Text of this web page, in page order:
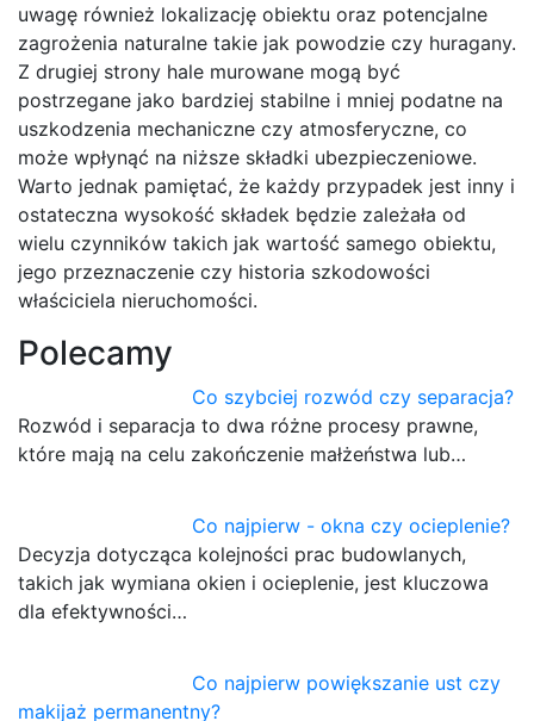
uwagę również lokalizację obiektu oraz potencjalne
zagrożenia naturalne takie jak powodzie czy huragany.
Z drugiej strony hale murowane mogą być
postrzegane jako bardziej stabilne i mniej podatne na
uszkodzenia mechaniczne czy atmosferyczne, co
może wpłynąć na niższe składki ubezpieczeniowe.
Warto jednak pamiętać, że każdy przypadek jest inny i
ostateczna wysokość składek będzie zależała od
wielu czynników takich jak wartość samego obiektu,
jego przeznaczenie czy historia szkodowości
właściciela nieruchomości.
Polecamy
Co szybciej rozwód czy separacja?
Rozwód i separacja to dwa różne procesy prawne,
które mają na celu zakończenie małżeństwa lub…
Co najpierw - okna czy ocieplenie?
Decyzja dotycząca kolejności prac budowlanych,
takich jak wymiana okien i ocieplenie, jest kluczowa
dla efektywności…
Co najpierw powiększanie ust czy
makijaż permanentny?